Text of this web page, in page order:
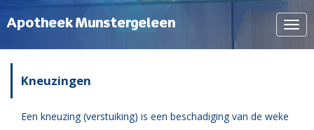
Apotheek Munstergeleen
Kneuzingen
Een kneuzing (verstuiking) is een beschadiging van de weke